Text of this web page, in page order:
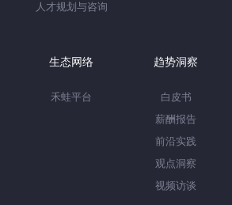
人才规划与咨询
生态网络
禾蛙平台
趋势洞察
白皮书
薪酬报告
前沿实践
观点洞察
视频访谈